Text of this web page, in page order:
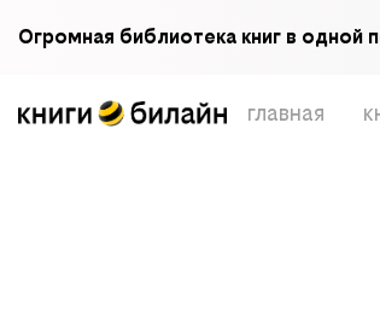
Огромная библиотека книг в одной
главная